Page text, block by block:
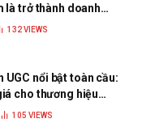
là trở thành doanh
triển bền vững
132VIEWS
UGC nổi bật toàn cầu:
cho thương hiệu
105 VIEWS